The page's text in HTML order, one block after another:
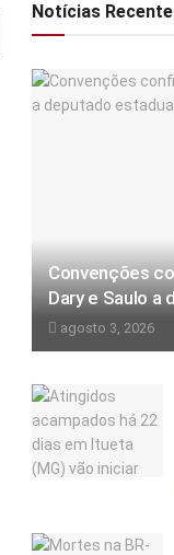
Notícias
Convenções
Dary e Saulo a
agosto 3, 2026